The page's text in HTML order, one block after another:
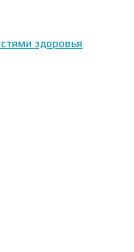
здоровья